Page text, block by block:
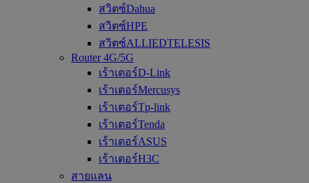
สวิตซ์Dahua
สวิตซ์HPE
สวิตซ์ALLIEDTELESIS
Router 4G/5G
เร้าเตอร์D-Link
เร้าเตอร์Mercusys
เร้าเตอร์Tp-link
เร้าเตอร์Tenda
เร้าเตอร์ASUS
เร้าเตอร์H3C
สายแลน